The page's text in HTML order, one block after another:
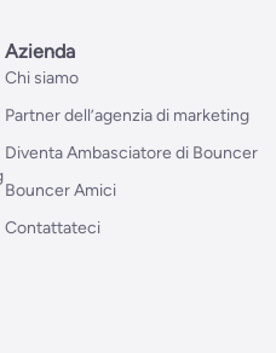
Azienda
Chi siamo
Partner dell’agenzia di marketing
Diventa Ambasciatore di Bouncer
Bouncer Amici
Contattateci